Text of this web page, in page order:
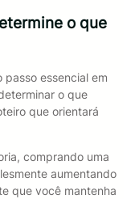
o que
passo essencial em
o que
que orientará
comprando uma
aumentando
que você mantenha